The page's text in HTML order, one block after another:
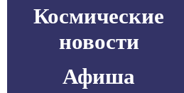
Космические
новости
Афиша